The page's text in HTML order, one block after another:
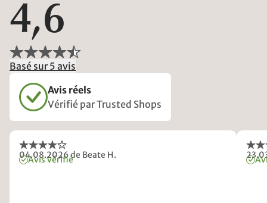
4,6
Basé sur 5 avis
Avis réels
Vérifié par Trusted Shops
04.08.2026de Beate H.
Avis vérifié